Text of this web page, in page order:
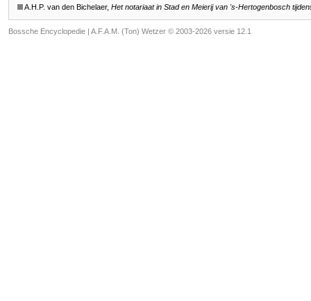
A.H.P. van den Bichelaer, Het notariaat in Stad en Meierij van 's-Hertogenbosch
Bossche Encyclopedie | A.F.A.M. (Ton) Wetzer © 2003-2026 versie 12.1